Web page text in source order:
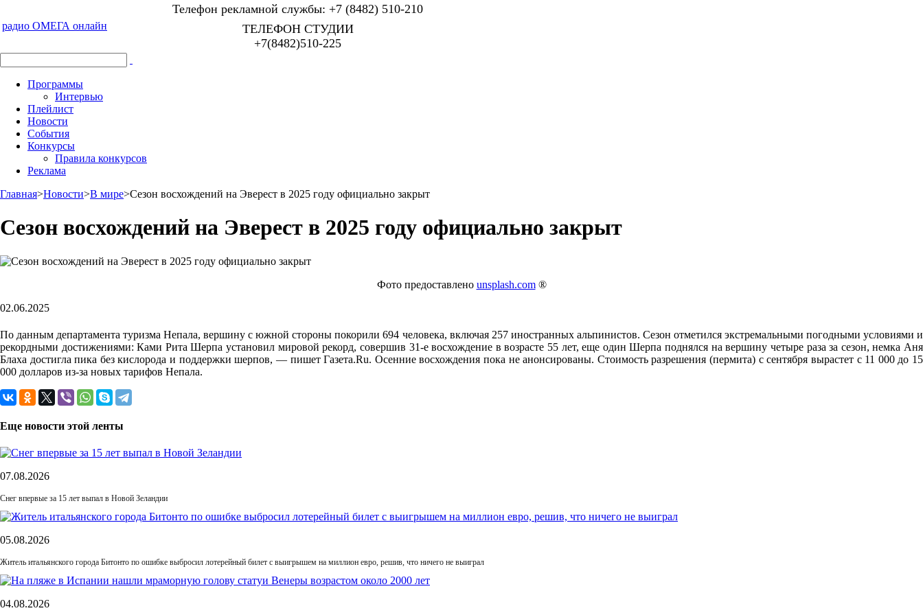
радио ОМЕГА онлайн
Телефон рекламной службы: +7 (8482) 510-210
ТЕЛЕФОН СТУДИИ
+7(8482)510-225
Программы
Интервью
Плейлист
Новости
События
Конкурсы
Правила конкурсов
Реклама
Главная>Новости>В мире>Сезон восхождений на Эверест в 2025 году официально закрыт
Сезон восхождений на Эверест в 2025 году официально закрыт
Фото предоставлено unsplash.com®
02.06.2025
По данным департамента туризма Непала, вершину с южной стороны покорили 694 человека, включая 257 иностранных альпинистов. Сезон отметился экстремальными погодными условиями и
рекордными достижениями: Ками Рита Шерпа установил мировой рекорд, совершив 31-е восхождение в возрасте 55 лет, еще один Шерпа поднялся на вершину четыре раза за сезон, немка Аня
Блаха достигла пика без кислорода и поддержки шерпов, — пишет Газета.Ru. Осенние восхождения пока не анонсированы. Стоимость разрешения (пермита) с сентября вырастет с 11 000 до 15
000 долларов из-за новых тарифов Непала.
Еще новости этой ленты
07.08.2026
Снег впервые за 15 лет выпал в Новой Зеландии
05.08.2026
Житель итальянского города Битонто по ошибке выбросил лотерейный билет с выигрышем на миллион евро, решив, что ничего не выиграл
04.08.2026